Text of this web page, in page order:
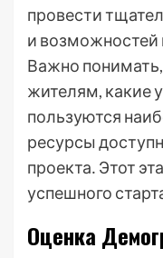
провести
и возможностей
Важно
жителям, какие
пользуются
ресурсы
проекта․ Этот
успешного
Оценка